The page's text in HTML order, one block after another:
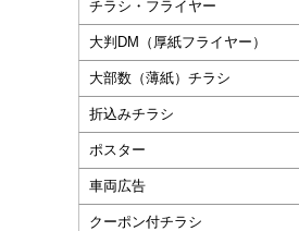
チラシ・フライヤー
大判DM（厚紙フライヤー）
大部数（薄紙）チラシ
折込みチラシ
ポスター
車両広告
クーポン付チラシ